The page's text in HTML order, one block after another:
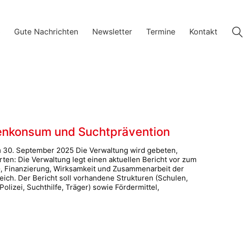
Gute Nachrichten Newsletter Termine Kontakt
und Suchtprävention
September 2025 Die Verwaltung wird gebeten,
Die Verwaltung legt einen aktuellen Bericht vor zum
Wirksamkeit und Zusammenarbeit der
Der Bericht soll vorhandene Strukturen (Schulen,
Suchthilfe, Träger) sowie Fördermittel,